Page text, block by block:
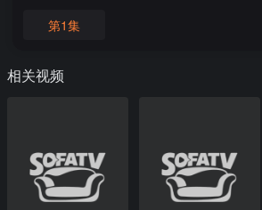
第1集
相关视频